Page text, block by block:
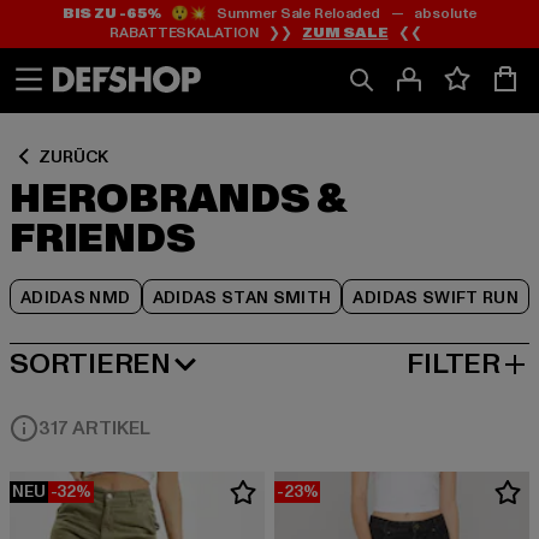
Zum
Inhalt
springen
Zum
Fußzeile
springen
BIS ZU -65%😲💥 Summer Sale Reloaded — absolute
RABATTESKALATION ❯❯ ZUM SALE ❮❮
ZURÜCK
HEROBRANDS &
FRIENDS
ADIDAS NMD ADIDAS STAN SMITH ADIDAS SWIFT RUN
Zum
Produktraster
springen
SORTIEREN
BELIEBTESTE FILTER
317 ARTIKEL
NEU -32% -23%